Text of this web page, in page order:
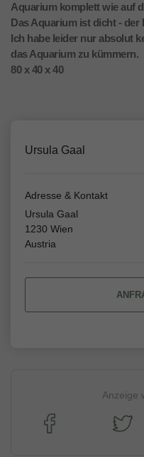
Aquarium komplett wie auf
Das Aquarium ist dicht -
Ich habe leider nur absolut
das Aquarium zu kümmern.
80 x 40 x 40
Ursula Gaal
Adresse & Kontakt
Ursula Gaal
1230 Wien
Austria
Anzeige